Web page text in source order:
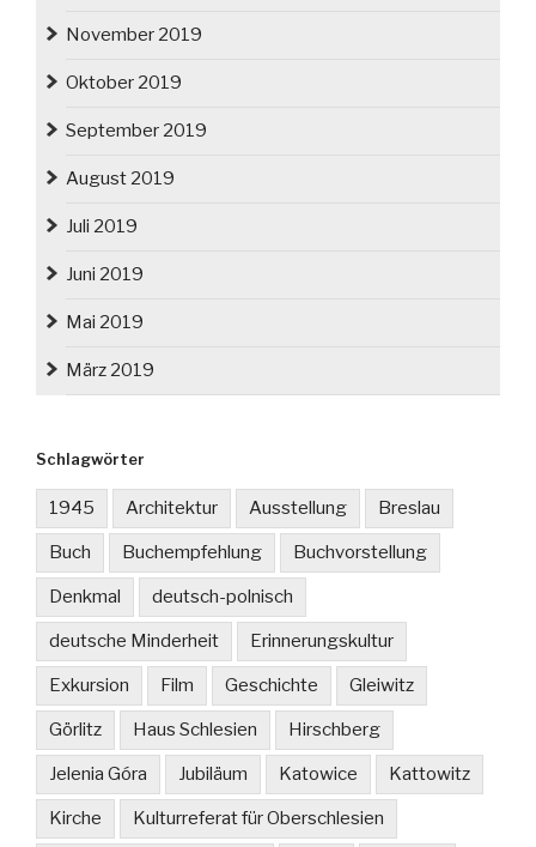
November 2019
Oktober 2019
September 2019
August 2019
Juli 2019
Juni 2019
Mai 2019
März 2019
Schlagwörter
1945 Architektur Ausstellung Breslau
Buch Buchempfehlung Buchvorstellung
Denkmal deutsch-polnisch
deutsche Minderheit Erinnerungskultur
Exkursion Film Geschichte Gleiwitz
Görlitz Haus Schlesien Hirschberg
Jelenia Góra Jubiläum Katowice Kattowitz
Kirche Kulturreferat für Oberschlesien